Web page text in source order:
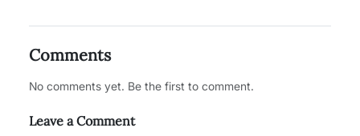
Comments
No comments yet. Be the first to comment.
Leave a Comment